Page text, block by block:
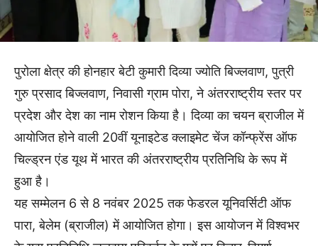
पुरोला क्षेत्र की होनहार बेटी कुमारी दिव्या ज्योति बिज्लवाण, पुत्री
गुरु प्रसाद बिज्लवाण, निवासी ग्राम पोरा, ने अंतरराष्ट्रीय स्तर पर
प्रदेश और देश का नाम रोशन किया है। दिव्या का चयन ब्राजील में
आयोजित होने वाली 20वीं यूनाइटेड क्लाइमेट चेंज कॉन्फ्रेंस ऑफ
चिल्ड्रन एंड यूथ में भारत की अंतरराष्ट्रीय प्रतिनिधि के रूप में
हुआ है।
यह सम्मेलन 6 से 8 नवंबर 2025 तक फेडरल यूनिवर्सिटी ऑफ
पारा, बेलेम (ब्राजील) में आयोजित होगा। इस आयोजन में विश्वभर